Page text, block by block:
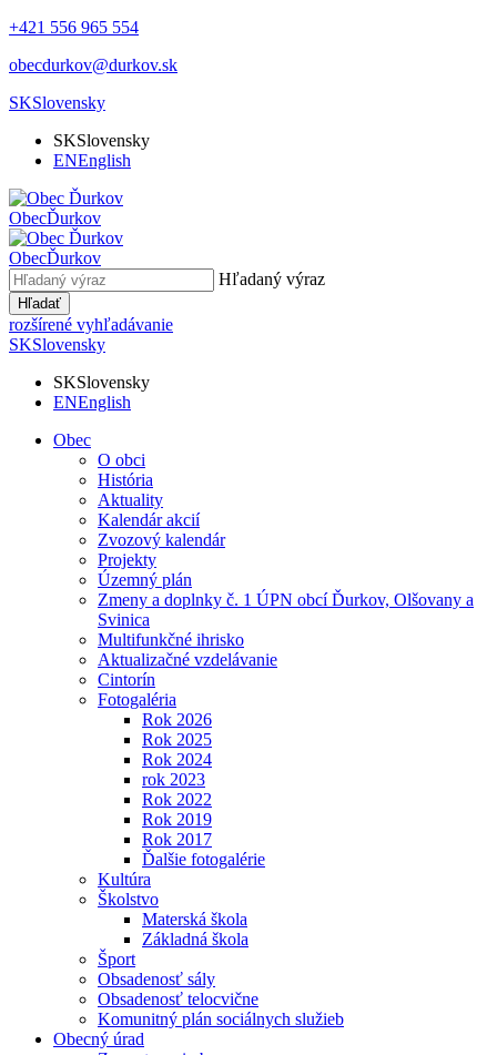
+421 556 965 554
obecdurkov@durkov.sk
SKSlovensky
SKSlovensky
ENEnglish
ObecĎurkov
ObecĎurkov
Hľadaný výraz
Hľadať
rozšírené vyhľadávanie
SKSlovensky
SKSlovensky
ENEnglish
Obec
O obci
História
Aktuality
Kalendár akcií
Zvozový kalendár
Projekty
Územný plán
Zmeny a doplnky č. 1 ÚPN obcí Ďurkov, Olšovany a
Svinica
Multifunkčné ihrisko
Aktualizačné vzdelávanie
Cintorín
Fotogaléria
Rok 2026
Rok 2025
Rok 2024
rok 2023
Rok 2022
Rok 2019
Rok 2017
Ďalšie fotogalérie
Kultúra
Školstvo
Materská škola
Základná škola
Šport
Obsadenosť sály
Obsadenosť telocvične
Komunitný plán sociálnych služieb
Obecný úrad